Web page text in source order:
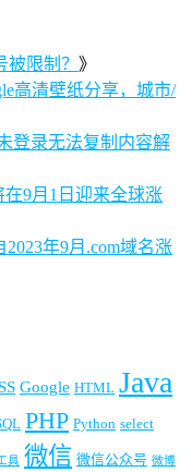
限制？ 》
高清壁纸分享，城市/
登录无法复制内容解
在9月1日迎来全球涨
2023年9月.com域名涨
Google HTML Java
PHP Python select
具 微信 微信公众号 微博